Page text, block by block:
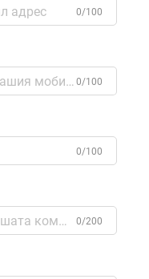
0/100
0/100
0/100
0/200